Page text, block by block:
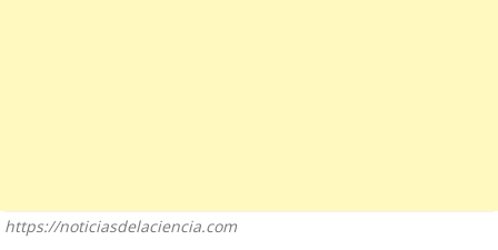
https://noticiasdelaciencia.com